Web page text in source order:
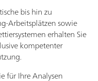
bis hin zu
Arbeitsplätzen sowie
erhalten Sie
kompetenter
für Ihre Analysen